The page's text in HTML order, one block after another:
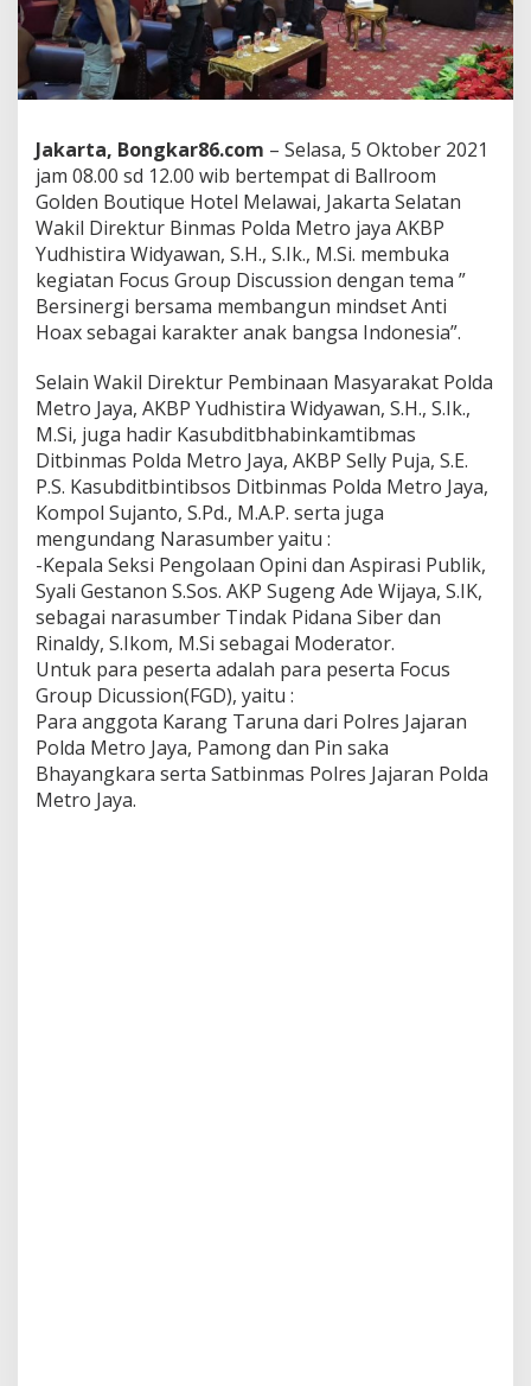
i
n
e
g
e
n
g
a
n
G
e
n
e
r
a
s
i
M
i
l
l
e
n
e
a
L
a
w
a
n
H
o
a
k
Jakarta, Bongkar86.com – Selasa, 5 Oktober 2021
jam 08.00 sd 12.00 wib bertempat di Ballroom
Golden Boutique Hotel Melawai, Jakarta Selatan
Wakil Direktur Binmas Polda Metro jaya AKBP
Yudhistira Widyawan, S.H., S.Ik., M.Si. membuka
kegiatan Focus Group Discussion dengan tema ”
Bersinergi bersama membangun mindset Anti
Hoax sebagai karakter anak bangsa Indonesia”.
Selain Wakil Direktur Pembinaan Masyarakat Polda
Metro Jaya, AKBP Yudhistira Widyawan, S.H., S.Ik.,
M.Si, juga hadir Kasubditbhabinkamtibmas
Ditbinmas Polda Metro Jaya, AKBP Selly Puja, S.E.
P.S. Kasubditbintibsos Ditbinmas Polda Metro Jaya,
Kompol Sujanto, S.Pd., M.A.P. serta juga
mengundang Narasumber yaitu :
-Kepala Seksi Pengolaan Opini dan Aspirasi Publik,
Syali Gestanon S.Sos. AKP Sugeng Ade Wijaya, S.IK,
sebagai narasumber Tindak Pidana Siber dan
Rinaldy, S.Ikom, M.Si sebagai Moderator.
Untuk para peserta adalah para peserta Focus
Group Dicussion(FGD), yaitu :
Para anggota Karang Taruna dari Polres Jajaran
Polda Metro Jaya, Pamong dan Pin saka
Bhayangkara serta Satbinmas Polres Jajaran Polda
Metro Jaya.